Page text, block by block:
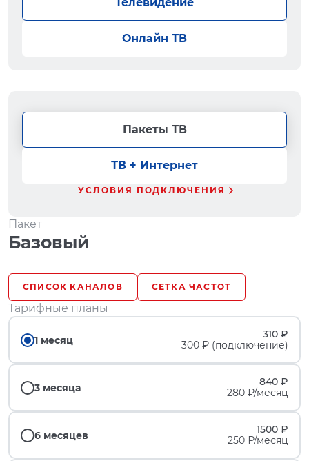
Онлайн ТВ
Пакеты ТВ
ТВ + Интернет
УСЛОВИЯ ПОДКЛЮЧЕНИЯ
Пакет
Базовый
СПИСОК КАНАЛОВ СЕТКА ЧАСТОТ
Тарифные планы
1 месяц
310 ₽
300 ₽ (подключение)
3 месяца
840 ₽
280 ₽/месяц
6 месяцев
1500 ₽
250 ₽/месяц